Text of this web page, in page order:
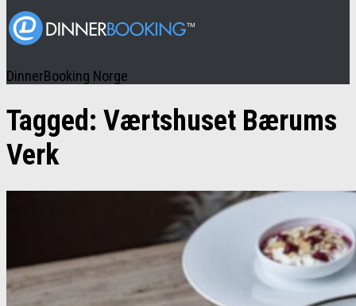
DinnerBooking Norge
Tagged: Værtshuset Bærums
Verk